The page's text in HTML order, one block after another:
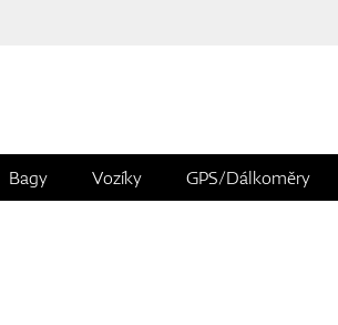
Bagy Vozíky GPS/Dálkoměry